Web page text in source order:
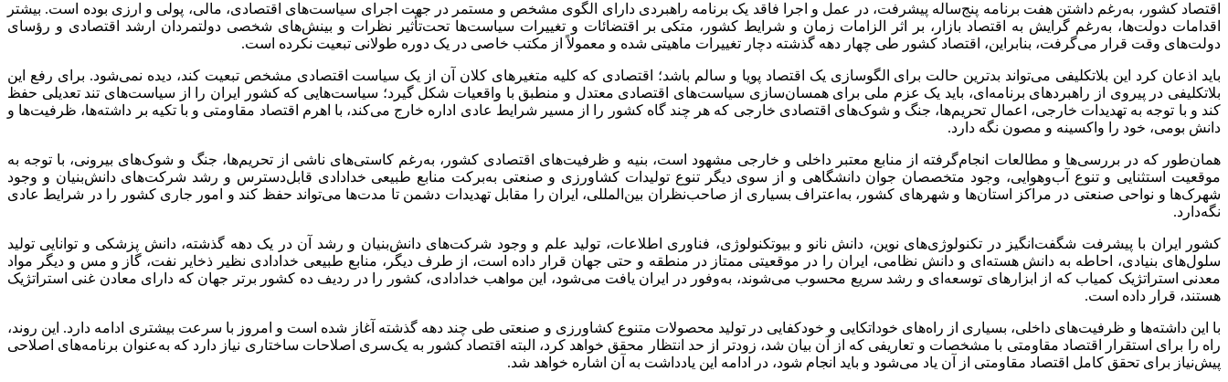
اقتصاد کشور، به‌رغم داشتن هفت برنامه پنج‌ساله پیشرفت، در عمل و اجرا فاقد یک برنامه راهبردی دارای الگوی مشخص و مستمر در جهت اجرای سیاست‌های اقتصادی، مالی، پولی و ارزی بوده است. بیشتر
اقدامات دولت‌ها، به‌رغم گرایش به اقتصاد بازار، بر اثر الزامات زمان و شرایط کشور، متکی بر اقتضائات و تغییرات سیاست‌ها تحت‌تأثیر نظرات و بینش‌های شخصی دولتمردان ارشد اقتصادی و رؤسای
دولت‌های وقت قرار می‌گرفت، بنابراین، اقتصاد کشور طی چهار دهه گذشته دچار تغییرات ماهیتی شده و معمولاً از مکتب خاصی در یک دوره طولانی تبعیت نکرده است.
باید اذعان کرد این بلاتکلیفی می‌تواند بدترین حالت برای الگوسازی یک اقتصاد پویا و سالم باشد؛ اقتصادی که کلیه متغیرهای کلان آن از یک سیاست اقتصادی مشخص تبعیت کند، دیده نمی‌شود. برای رفع این
بلاتکلیفی در پیروی از راهبردهای برنامه‌ای، باید یک عزم ملی برای همسان‌سازی سیاست‌های اقتصادی معتدل و منطبق با واقعیات شکل گیرد؛ سیاست‌هایی که کشور ایران را از سیاست‌های تند تعدیلی حفظ
کند و با توجه به تهدیدات خارجی، اعمال تحریم‌ها، جنگ و شوک‌های اقتصادی خارجی که هر چند گاه کشور را از مسیر شرایط عادی اداره خارج می‌کند، با اهرم اقتصاد مقاومتی و با تکیه بر داشته‌ها، ظرفیت‌ها و
دانش بومی، خود را واکسینه و مصون نگه دارد.
همان‌طور که در بررسی‌ها و مطالعات انجام‌گرفته از منابع معتبر داخلی و خارجی مشهود است، بنیه و ظرفیت‌های اقتصادی کشور، به‌رغم کاستی‌های ناشی از تحریم‌ها، جنگ و شوک‌های بیرونی، با توجه به
موقعیت استثنایی و تنوع آب‌وهوایی، وجود متخصصان جوان دانشگاهی و از سوی دیگر تنوع تولیدات کشاورزی و صنعتی به‌برکت منابع طبیعی خدادادی قابل‌دسترس و رشد شرکت‌های دانش‌بنیان و وجود
شهرک‌ها و نواحی صنعتی در مراکز استان‌ها و شهرهای کشور، به‌اعتراف بسیاری از صاحب‌نظران بین‌المللی، ایران را مقابل تهدیدات دشمن تا مدت‌ها می‌تواند حفظ کند و امور جاری کشور را در شرایط عادی
نگه‌دارد.
کشور ایران با پیشرفت شگفت‌انگیز در تکنولوژی‌های نوین، دانش نانو و بیوتکنولوژی، فناوری اطلاعات، تولید علم و وجود شرکت‌های دانش‌بنیان و رشد آن در یک دهه گذشته، دانش پزشکی و توانایی تولید
سلول‌های بنیادی، احاطه به دانش هسته‌ای و دانش نظامی، ایران را در موقعیتی ممتاز در منطقه و حتی جهان قرار داده است، از طرف دیگر، منابع طبیعی خدادادی نظیر ذخایر نفت، گاز و مس و دیگر مواد
معدنی استراتژیک کمیاب که از ابزارهای توسعه‌ای و رشد سریع محسوب می‌شوند، به‌وفور در ایران یافت می‌شود، این مواهب خدادادی، کشور را در ردیف ده کشور برتر جهان که دارای معادن غنی استراتژیک
هستند، قرار داده است.
با این داشته‌ها و ظرفیت‌های داخلی، بسیاری از راه‌های خوداتکایی و خودکفایی در تولید محصولات متنوع کشاورزی و صنعتی طی چند دهه گذشته آغاز شده است و امروز با سرعت بیشتری ادامه دارد. این روند،
راه را برای استقرار اقتصاد مقاومتی با مشخصات و تعاریفی که از آن بیان شد، زودتر از حد انتظار محقق خواهد کرد، البته اقتصاد کشور به یک‌سری اصلاحات ساختاری نیاز دارد که به‌عنوان برنامه‌های اصلاحی
پیش‌نیاز برای تحقق کامل اقتصاد مقاومتی از آن یاد می‌شود و باید انجام شود، در ادامه این یادداشت به آن اشاره خواهد شد.